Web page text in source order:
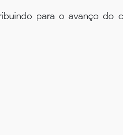
para o avanço do